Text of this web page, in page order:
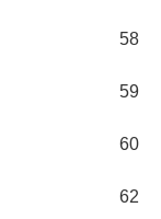
58
59
60
62